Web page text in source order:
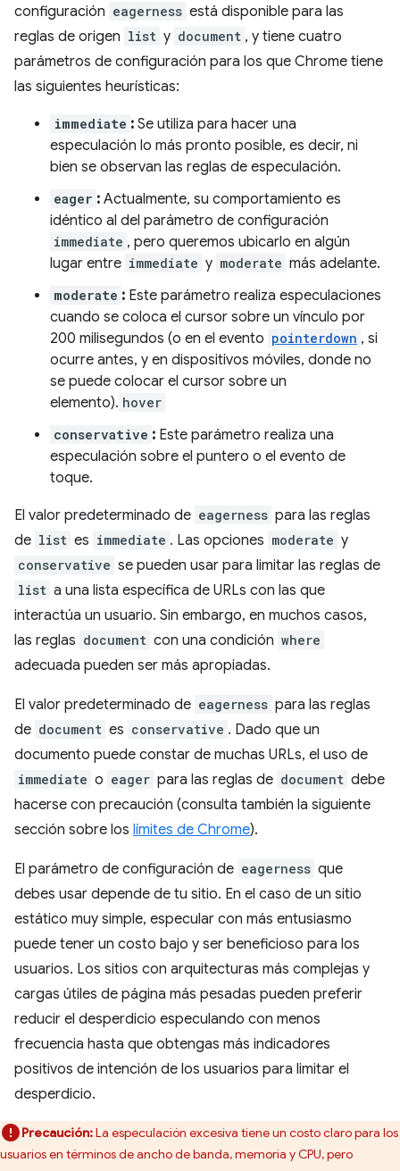
configuración eagerness está disponible para las
reglas de origen list y document , y tiene cuatro
parámetros de configuración para los que Chrome tiene
las siguientes heurísticas:
immediate : Se utiliza para hacer una
especulación lo más pronto posible, es decir, ni
bien se observan las reglas de especulación.
eager : Actualmente, su comportamiento es
idéntico al del parámetro de configuración
immediate , pero queremos ubicarlo en algún
lugar entre immediate y moderate más adelante.
moderate : Este parámetro realiza especulaciones
cuando se coloca el cursor sobre un vínculo por
200 milisegundos (o en el evento pointerdown , si
ocurre antes, y en dispositivos móviles, donde no
se puede colocar el cursor sobre un
elemento). hover
conservative : Este parámetro realiza una
especulación sobre el puntero o el evento de
toque.
El valor predeterminado de eagerness para las reglas
de list es immediate . Las opciones moderate y
conservative se pueden usar para limitar las reglas de
list a una lista específica de URLs con las que
interactúa un usuario. Sin embargo, en muchos casos,
las reglas document con una condición where
adecuada pueden ser más apropiadas.
El valor predeterminado de eagerness para las reglas
de document es conservative . Dado que un
documento puede constar de muchas URLs, el uso de
immediate o eager para las reglas de document debe
hacerse con precaución (consulta también la siguiente
sección sobre los límites de Chrome).
El parámetro de configuración de eagerness que
debes usar depende de tu sitio. En el caso de un sitio
estático muy simple, especular con más entusiasmo
puede tener un costo bajo y ser beneficioso para los
usuarios. Los sitios con arquitecturas más complejas y
cargas útiles de página más pesadas pueden preferir
reducir el desperdicio especulando con menos
frecuencia hasta que obtengas más indicadores
positivos de intención de los usuarios para limitar el
desperdicio.
Precaución:La especulación excesiva tiene un costo claro para los
usuarios en términos de ancho de banda, memoria y CPU, pero